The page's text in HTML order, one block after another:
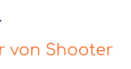
von Shooter